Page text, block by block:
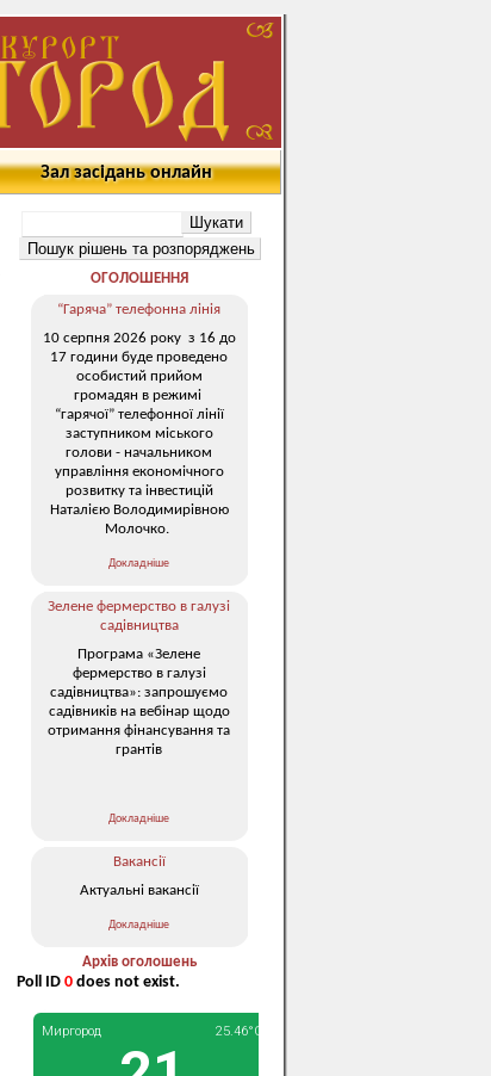
Зал засідань онлайн
ОГОЛОШЕННЯ
“Гаряча” телефонна лінія
10 серпня 2026 року з 16 до
17 години буде проведено
особистий прийом
громадян в режимі
“гарячої” телефонної лінії
заступником міського
голови - начальником
управління економічного
розвитку та інвестицій
Наталією Володимирівною
Молочко.
Докладніше
Зелене фермерство в галузі
садівництва
Програма «Зелене
фермерство в галузі
садівництва»: запрошуємо
садівників на вебінар щодо
отримання фінансування та
грантів
Докладніше
Вакансії
Актуальні вакансії
Докладніше
Архів оголошень
Poll ID 0 does not exist.